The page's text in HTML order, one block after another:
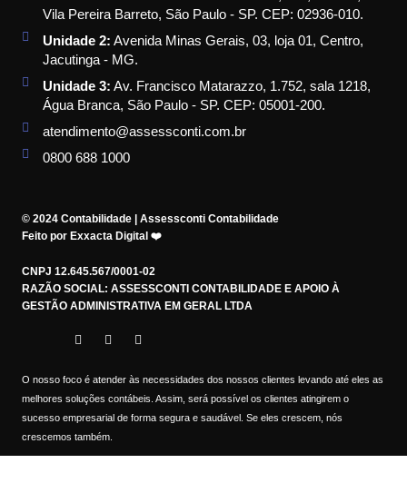
Vila Pereira Barreto, São Paulo - SP. CEP: 02936-010.
Unidade 2: Avenida Minas Gerais, 03, loja 01, Centro,
Jacutinga - MG.
Unidade 3: Av. Francisco Matarazzo, 1.752, sala 1218,
Água Branca, São Paulo - SP. CEP: 05001-200.
atendimento@assessconti.com.br
0800 688 1000
© 2024 Contabilidade | Assessconti Contabilidade
Feito por Exxacta Digital ❤️
CNPJ 12.645.567/0001-02
RAZÃO SOCIAL: ASSESSCONTI CONTABILIDADE E APOIO À
GESTÃO ADMINISTRATIVA EM GERAL LTDA
O nosso foco é atender às necessidades dos nossos clientes levando até eles as
melhores soluções contábeis. Assim, será possível os clientes atingirem o
sucesso empresarial de forma segura e saudável. Se eles crescem, nós
crescemos também.